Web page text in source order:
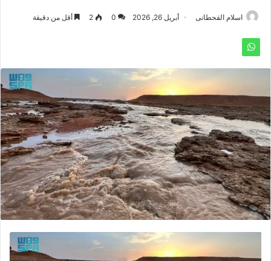
اسلام القحطانى أبريل 26, 2026 0
2 أقل من دقيقة